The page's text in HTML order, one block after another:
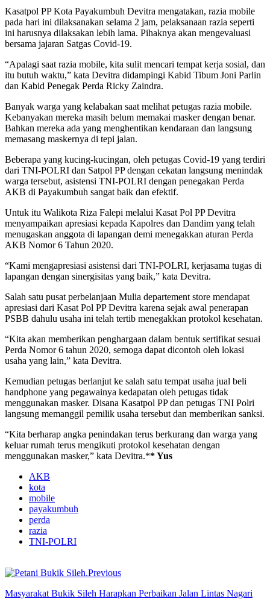
Kasatpol PP Kota Payakumbuh Devitra mengatakan, razia mobile
pada hari ini dilaksanakan selama 2 jam, pelaksanaan razia seperti
ini harusnya dilaksakan lebih lama. Pihaknya akan mengevaluasi
bersama jajaran Satgas Covid-19.
“Apalagi saat razia mobile, kita sulit mencari tempat kerja sosial, dan
itu butuh waktu,” kata Devitra didampingi Kabid Tibum Joni Parlin
dan Kabid Penegak Perda Ricky Zaindra.
Banyak warga yang kelabakan saat melihat petugas razia mobile.
Kebanyakan mereka masih belum memakai masker dengan benar.
Bahkan mereka ada yang menghentikan kendaraan dan langsung
memasang maskernya di tepi jalan.
Beberapa yang kucing-kucingan, oleh petugas Covid-19 yang terdiri
dari TNI-POLRI dan Satpol PP dengan cekatan langsung menindak
warga tersebut, asistensi TNI-POLRI dengan penegakan Perda
AKB di Payakumbuh sangat baik dan efektif.
Untuk itu Walikota Riza Falepi melalui Kasat Pol PP Devitra
menyampaikan apresiasi kepada Kapolres dan Dandim yang telah
menugaskan anggota di lapangan demi menegakkan aturan Perda
AKB Nomor 6 Tahun 2020.
“Kami mengapresiasi asistensi dari TNI-POLRI, kerjasama tugas di
lapangan dengan sinergisitas yang baik,” kata Devitra.
Salah satu pusat perbelanjaan Mulia departement store mendapat
apresiasi dari Kasat Pol PP Devitra karena sejak awal penerapan
PSBB dahulu usaha ini telah tertib menegakkan protokol kesehatan.
“Kita akan memberikan penghargaan dalam bentuk sertifikat sesuai
Perda Nomor 6 tahun 2020, semoga dapat dicontoh oleh lokasi
usaha yang lain,” kata Devitra.
Kemudian petugas berlanjut ke salah satu tempat usaha jual beli
handphone yang pegawainya kedapatan oleh petugas tidak
menggunakan masker. Disana Kasatpol PP dan petugas TNI Polri
langsung memanggil pemilik usaha tersebut dan memberikan sanksi.
“Kita berharap angka penindakan terus berkurang dan warga yang
keluar rumah terus mengikuti protokol kesehatan dengan
menggunakan masker,” kata Devitra.** Yus
AKB
kota
mobile
payakumbuh
perda
razia
TNI-POLRI
Previous
Masyarakat Bukik Sileh Harapkan Perbaikan Jalan Lintas Nagari